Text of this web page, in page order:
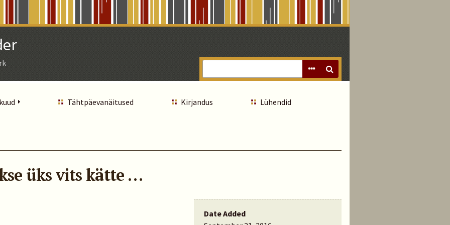
Tähtpäevanäitused Kirjandus Lühendid
üks vits kätte …
Date Added